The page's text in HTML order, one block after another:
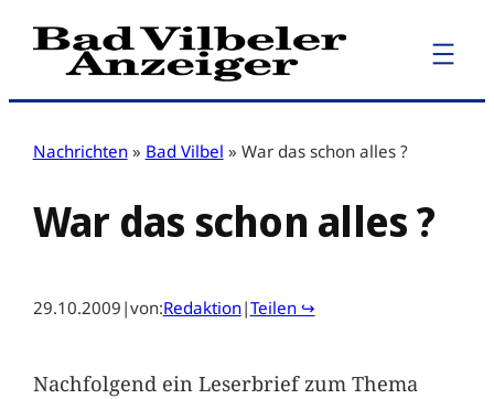
Zum
Inhalt
Nachrichten » Bad Vilbel » War das schon alles ?
War das schon alles ?
29.10.2009 |von:Redaktion|Teilen ↪
Nachfolgend ein Leserbrief zum Thema